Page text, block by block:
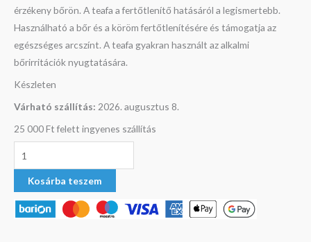
érzékeny bőrön. A teafa a fertőtlenítő hatásáról a legismertebb.
Használható a bőr és a köröm fertőtlenítésére és támogatja az
egészséges arcszínt. A teafa gyakran használt az alkalmi
bőrirritációk nyugtatására.
Készleten
Várható szállítás: 2026. augusztus 8.
25 000 Ft felett ingyenes szállítás
Kosárba teszem